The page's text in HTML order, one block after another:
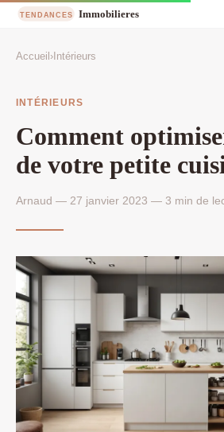
Accueil › Intérieurs
INTÉRIEURS
Comment
de votre petite
Arnaud — 27 janvier 2023 — 3 min de